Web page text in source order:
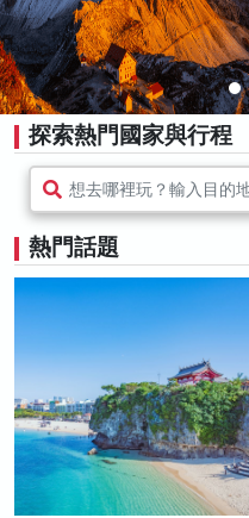
探索熱門國家與行程
想去哪裡玩？輸入目的
熱門話題